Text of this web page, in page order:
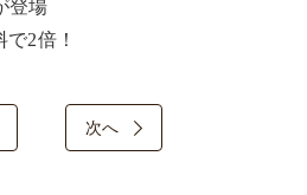
登場
2倍！
次へ